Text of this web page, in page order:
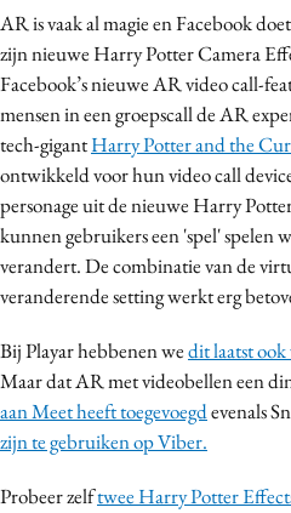
Media
Merkstrategie
Programmatic
Purpose Marketing
Reputatie & crisis
AR is vaak al magie en Facebook
zijn nieuwe Harry Potter Camera
Facebook’s nieuwe AR video call-
mensen in een groepscall de AR
tech-gigantHarry Potter and the
ontwikkeld voor hun video call
personage uit de nieuwe Harry
kunnen gebruikers een 'spel' spelen
verandert. De combinatie van de
veranderende setting werkt erg
Bij Playar hebbenen wedit laatst
Maar dat AR met videobellen een
aan Meet heeft toegevoegdevenals
zijn te gebruiken op Viber.
Probeer zelftwee Harry Potter